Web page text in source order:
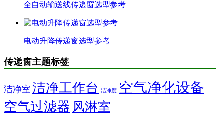
全自动输送线传递窗选型参考
电动升降传递窗选型参考
传递窗主题标签
洁净室 洁净工作台 洁净度 空气净化设备
空气过滤器 风淋室